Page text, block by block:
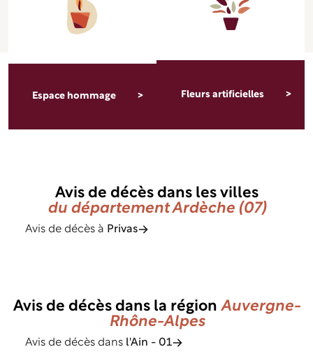
Espace hommage Fleurs artificielles
Avis de décès dans les villes
du département Ardèche (07)
Avis de décès à Privas
Avis de décès dans la région Auvergne-
Rhône-Alpes
Avis de décès dans l'Ain - 01